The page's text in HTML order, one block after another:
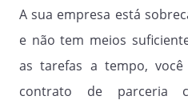
Nome:
A sua empresa está
e não tem meios
as tarefas a tempo,
contrato de parceria